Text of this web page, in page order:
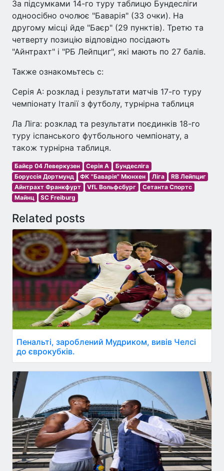
За підсумками 14-го туру таблицю Бундесліги
одноосібно очолює "Баварія" (33 очки). На
другому місці йде "Баєр" (29 пунктів). Третю та
четверту позицію відповідно посідають
"Айнтрахт" і "РБ Лейпциг", які мають по 27 балів.
Также ознакомьтесь с:
Серія А: розклад і результати матчів 17-го туру
чемпіонату Італії з футболу, турнірна таблиця
Ла Ліга: розклад та результати поєдинків 18-го
туру іспанського футбольного чемпіонату, а
також турнірна таблиця.
Байєр 04 Леверкузен Серія A
Бундесліга
Боруссія Дортмунд
ФК "Баварія" Мюнхен Ліга
RB Лейпциг
Айнтрахт Франкфурт
VfL Вольфсбург
Сетанта Спортс
Майнц
SC Freiburg
Related posts
Пенальті, зароблений Мудриком, вивів Челсі
до єврокубків.